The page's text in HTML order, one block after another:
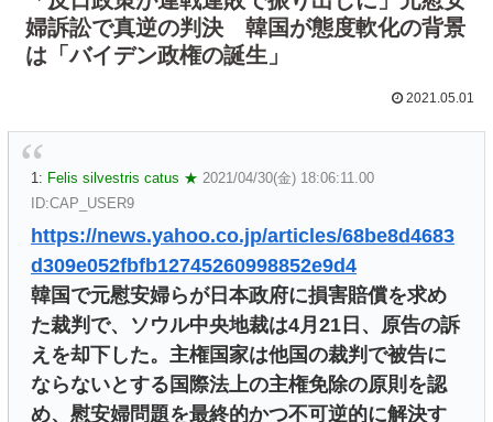
婦訴訟で真逆の判決 韓国が態度軟化の背景
は「バイデン政権の誕生」
2021.05.01
1: Felis silvestris catus ★ 2021/04/30(金) 18:06:11.00
ID:CAP_USER9
https://news.yahoo.co.jp/articles/68be8d4683
d309e052fbfb12745260998852e9d4
韓国で元慰安婦らが日本政府に損害賠償を求め
た裁判で、ソウル中央地裁は4月21日、原告の訴
えを却下した。主権国家は他国の裁判で被告に
ならないとする国際法上の主権免除の原則を認
め、慰安婦問題を最終的かつ不可逆的に解決す